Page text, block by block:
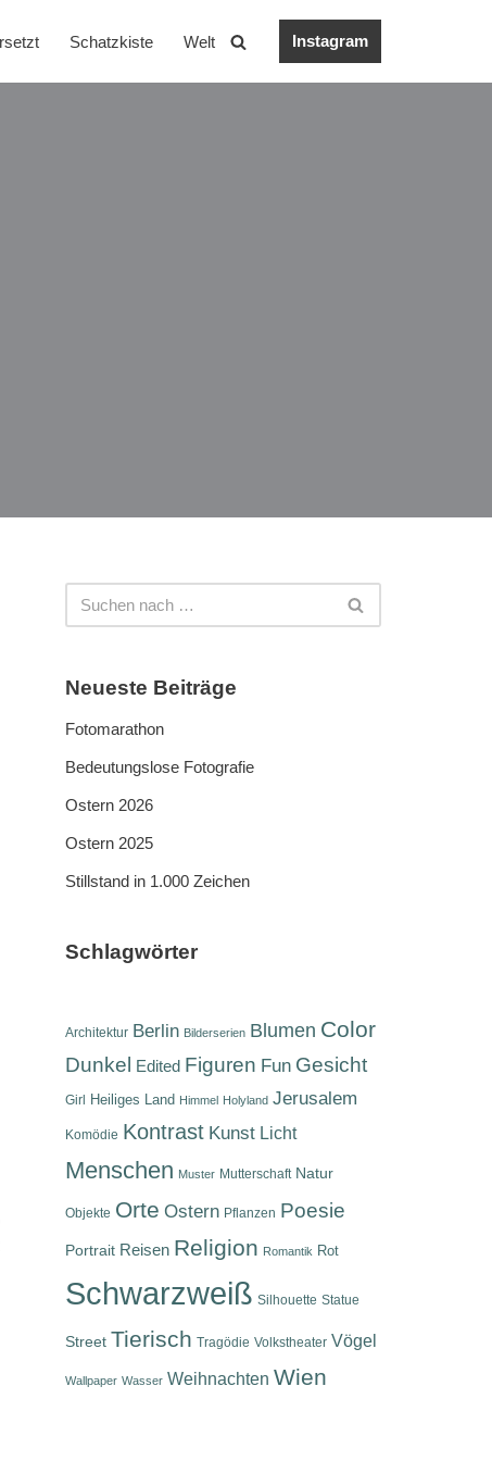
Schatzkiste Welt Instagram
Diese Farbgestaltung (auch auf Robert Frosts Gedicht bezogen) ist
wunderbar in dieses schöne,
Neueste Beiträge
Fotomarathon
Bedeutungslose Fotografie
Ostern 2026
Ostern 2025
Stillstand in 1.000 Zeichen
Schlagwörter
Architektur Berlin Bilderserien Blumen Color
Dunkel Edited Figuren Fun Gesicht
Girl Heiliges Land Himmel Holyland Jerusalem
Komödie Kontrast Kunst Licht
Menschen Muster Mutterschaft Natur
Objekte Orte Ostern Pflanzen Poesie
Portrait Reisen Religion Romantik Rot
Schwarzweiß Silhouette Statue
Street Tierisch Tragödie Volkstheater Vögel
Wallpaper Wasser Weihnachten Wien